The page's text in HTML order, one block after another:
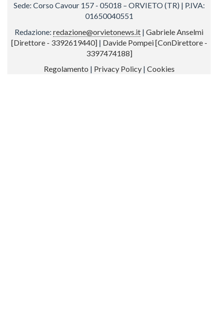
Sede: Corso Cavour 157 - 05018 – ORVIETO (TR) | P.IVA:
01650040551
Redazione: redazione@orvietonews.it | Gabriele Anselmi
[Direttore - 3392619440]| Davide Pompei [ConDirettore -
3397474188]
Regolamento | Privacy Policy| Cookies